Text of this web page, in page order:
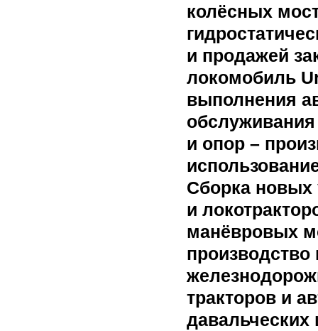
колёсных
и продажей
локомобиль
выполнения
обслуживания
и опор –
Сборка новых
и
манёвровых
тракторов и
давальческих